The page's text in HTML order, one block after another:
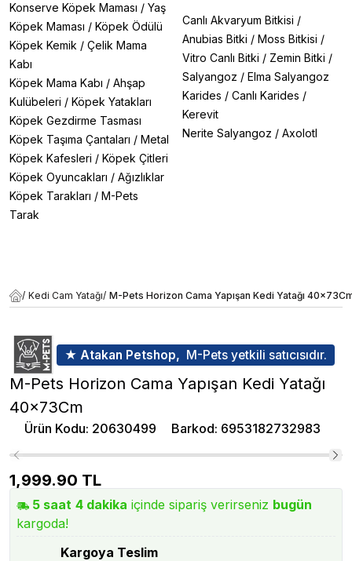
Konserve Köpek Maması / Yaş
Köpek Maması / Köpek Ödülü
Köpek Kemik / Çelik Mama
Kabı
Köpek Mama Kabı / Ahşap
Kulübeleri / Köpek Yatakları
Köpek Gezdirme Tasması
Köpek Taşıma Çantaları / Metal
Köpek Kafesleri / Köpek Çitleri
Köpek Oyuncakları / Ağızlıklar
Köpek Tarakları / M-Pets
Tarak
Canlı Akvaryum Bitkisi /
Anubias Bitki / Moss Bitkisi /
Vitro Canlı Bitki / Zemin Bitki /
Salyangoz / Elma Salyangoz
Karides / Canlı Karides /
Kerevit
Nerite Salyangoz / Axolotl
/ Kedi Cam Yatağı/ M-Pets Horizon Cama Yapışan Kedi Yatağı
★ Atakan Petshop, M-Pets yetkili satıcısıdır.
M-Pets Horizon Cama Yapışan Kedi Yatağı
40x73Cm
Ürün Kodu: 20630499 Barkod: 6953182732983
1,999.90 TL
5 saat 4 dakika içinde sipariş verirseniz bugün
kargoda!
Kargoya Teslim